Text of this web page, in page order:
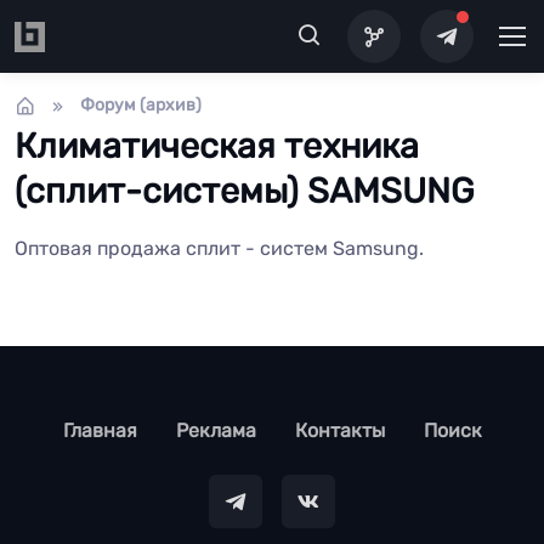
Форум (архив)
Климатическая техника
(сплит-системы) SAMSUNG
Оптовая продажа сплит - сиcтем Samsung.
footer
Главная Реклама Контакты Поиск